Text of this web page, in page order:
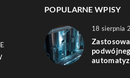
POPULARNE WPISY
18 sierpnia